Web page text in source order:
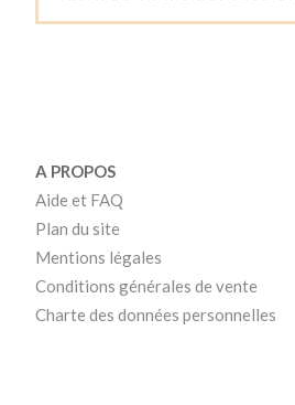
A PROPOS
Aide et FAQ
Plan du site
Mentions légales
Conditions générales de vente
Charte des données personnelles